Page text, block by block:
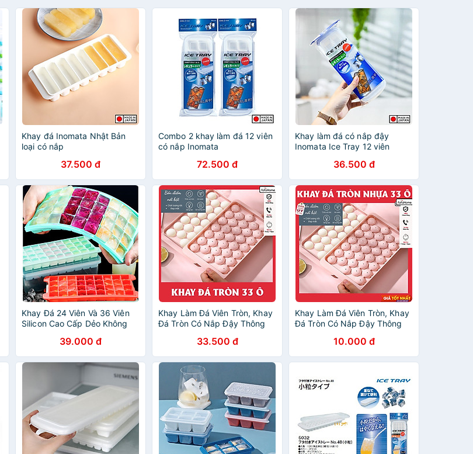
Khay đá Inomata Nhật Bản
loại có nắp
37.500 đ
Combo 2 khay làm đá 12 viên
có nắp Inomata
72.500 đ
Khay làm đá có nắp đậy
Inomata Ice Tray 12 viên
36.500 đ
Khay Đá 24 Viên Và 36 Viên
Silicon Cao Cấp Dẻo Không
Chống Tràn Tiện Lợi
39.000 đ
Khay Làm Đá Viên Tròn, Khay
Đá Tròn Có Nắp Đậy Thông
Thạch 33 Ô33.500 đ
Khay Làm Đá Viên Tròn, Khay
Đá Tròn Có Nắp Đậy Thông
Thạch 33 Ô10.000 đ